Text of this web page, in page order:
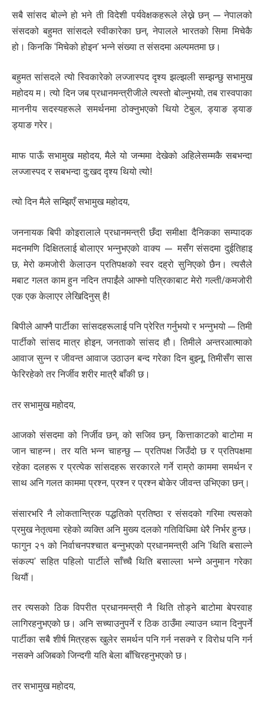
सबै सांसद बोल्ने हो भने ती विदेशी पर्यवेक्षकहरूले लेख्ने छन् — नेपालको
संसदको बहुमत सांसदले स्वीकारेका छन्, नेपालले भारतको सिमा मिचेकै
हो। किनकि ‘मिचेको होइन’ भन्ने संख्या त संसदमा अल्पमतमा छ।
बहुमत सांसदले त्यो स्विकारेको लज्जास्पद दृश्य झल्झली सम्झन्छु सभामुख
महोदय म। त्यो दिन जब प्रधानमन्त्रीजीले त्यस्तो बोल्नुभयो, तब रास्वपाका
माननीय सदस्यहरूले समर्थनमा ठोक्नुभएको थियो टेबुल, ड्याङ ड्याङ
ड्याङ गरेर।
माफ पाऊँ सभामुख महोदय, मैले यो जन्ममा देखेको अहिलेसम्मकै सबभन्दा
लज्जास्पद र सबभन्दा दु:खद दृश्य थियो त्यो!
त्यो दिन मैले सम्झिएँ सभामुख महोदय,
जननायक बिपी कोइरालाले प्रधानमन्त्री छँदा समीक्षा दैनिकका सम्पादक
मदनमणि दिक्षितलाई बोलाएर भन्नुभएको वाक्य — मसँग संसदमा दुईतिहाइ
छ, मेरो कमजोरी केलाउन प्रतिपक्षको स्वर दह्रो सुनिएको छैन। त्यसैले
मबाट गलत काम हुन नदिन तपाईंले आफ्नो पत्रिकाबाट मेरो गल्ती/कमजोरी
एक एक केलाएर लेखिदिनुस् है!
बिपीले आफ्नै पार्टीका सांसदहरूलाई पनि प्रेरित गर्नुभयो र भन्नुभयो — तिमी
पार्टीको सांसद मात्र होइन, जनताको सांसद हौ। तिमीले अन्तरआत्माको
आवाज सुन्न र जीवन्त आवाज उठाउन बन्द गरेका दिन बुझ्नू, तिमीसँग सास
फेरिरहेको तर निर्जीव शरीर मात्रै बाँकी छ।
तर सभामुख महोदय,
आजको संसदमा को निर्जीव छन्, को सजिव छन्, कित्ताकाटको बाटोमा म
जान चाहन्न। तर यति भन्न चाहन्छु — प्रतिपक्ष जिउँदो छ र प्रतिपक्षमा
रहेका दलहरू र प्रत्येक सांसदहरू सरकारले गर्ने राम्रो काममा समर्थन र
साथ अनि गलत काममा प्रश्न, प्रश्न र प्रश्न बोकेर जीवन्त उभिएका छन्।
संसारभरि नै लोकतान्त्रिक पद्धतिको प्रतिष्ठा र संसदको गरिमा त्यसको
प्रमुख नेतृत्वमा रहेको व्यक्ति अनि मुख्य दलको गतिविधिमा धेरै निर्भर हुन्छ।
फागुन २१ को निर्वाचनपश्चात बन्नुभएको प्रधानमन्त्री अनि ‘थिति बसाल्ने
संकल्प’ सहित पहिलो पार्टीले साँच्चै थिति बसाल्ला भन्ने अनुमान गरेका
थियौं।
तर त्यसको ठिक विपरीत प्रधानमन्त्री नै थिति तोड्ने बाटोमा बेपरवाह
लागिरहनुभएको छ। अनि सच्याउनुपर्ने र ठिक ठाउँमा ल्याउन ध्यान दिनुपर्ने
पार्टीका सबै शीर्ष मित्रहरू खुलेर समर्थन पनि गर्न नसक्ने र विरोध पनि गर्न
नसक्ने अजिबको जिन्दगी यति बेला बाँचिरहनुभएको छ।
तर सभामुख महोदय,